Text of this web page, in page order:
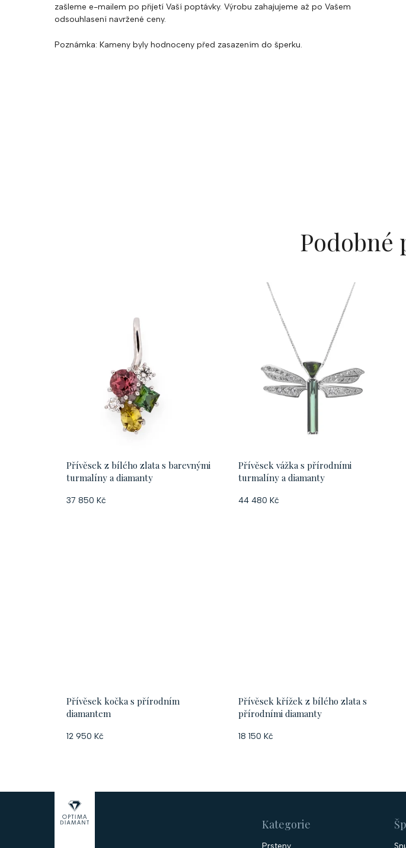
zašleme e-mailem po přijetí Vaší poptávky. Výrobu zahajujeme až po Vašem
odsouhlasení navržené ceny.
Poznámka: Kameny byly hodnoceny před zasazením do šperku.
Podobné
Přívěsek z bílého zlata s barevnými
turmalíny a diamanty
37 850 Kč
Přívěsek vážka s přírodními
turmalíny a diamanty
44 480 Kč
Přívěsek kočka s přírodním
diamantem
12 950 Kč
Přívěsek křížek z bílého zlata s
přírodními diamanty
18 150 Kč
Kategorie